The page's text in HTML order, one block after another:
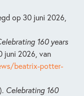
op 30 juni 2026,
160 years
juni 2026, van
beatrix-potter-
Celebrating 160